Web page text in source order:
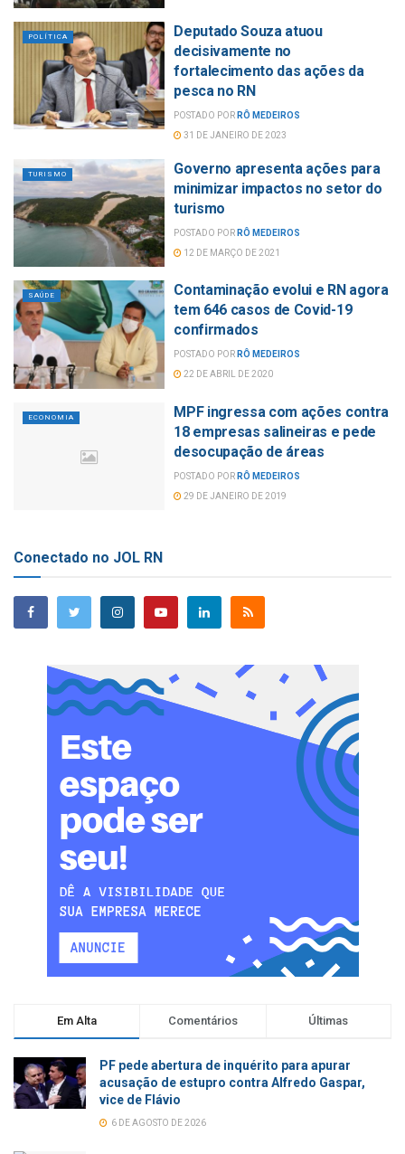
POLÍTICA
Deputado Souza atuou
decisivamente no
fortalecimento das ações da
pesca no RN
POSTADO POR RÔ MEDEIROS
31 DE JANEIRO DE 2023
TURISMO
Governo apresenta ações para
minimizar impactos no setor do
turismo
POSTADO POR RÔ MEDEIROS
12 DE MARÇO DE 2021
SAÚDE
Contaminação evolui e RN agora
tem 646 casos de Covid-19
confirmados
POSTADO POR RÔ MEDEIROS
22 DE ABRIL DE 2020
ECONOMIA
MPF ingressa com ações contra
18 empresas salineiras e pede
desocupação de áreas
POSTADO POR RÔ MEDEIROS
29 DE JANEIRO DE 2019
Conectado no JOL RN
Em Alta Comentários Últimas
PF pede abertura de inquérito para apurar
acusação de estupro contra Alfredo Gaspar,
vice de Flávio
6 DE AGOSTO DE 2026